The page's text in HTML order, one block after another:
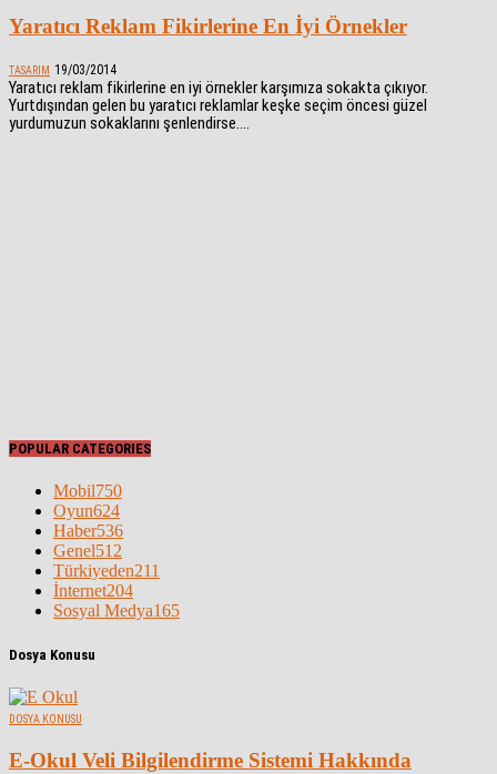
Yaratıcı Reklam Fikirlerine En İyi Örnekler
TASARIM 19/03/2014
Yaratıcı reklam fikirlerine en iyi örnekler karşımıza sokakta çıkıyor.
Yurtdışından gelen bu yaratıcı reklamlar keşke seçim öncesi güzel
yurdumuzun sokaklarını şenlendirse....
POPULAR CATEGORIES
Mobil750
Oyun624
Haber536
Genel512
Türkiyeden211
İnternet204
Sosyal Medya165
Dosya Konusu
DOSYA KONUSU
E-Okul Veli Bilgilendirme Sistemi Hakkında